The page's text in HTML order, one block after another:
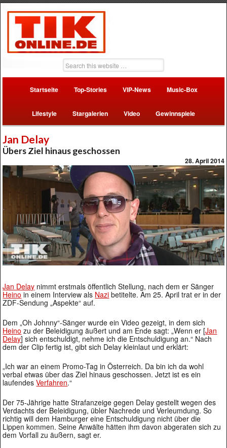
Startseite Top-Stories VIP-News Music-Box
Lifestyle Stargalerien Video Gewinnspiele
Jan Delay
Übers Ziel hinaus geschossen
28. April 2014
Jan Delay nimmt erstmals öffentlich Stellung, nach dem er Sänger
Heino in einem Interview als Nazi betitelte. Am 25. April trat er in der
ZDF-Sendung „Aspekte“ auf.
Dem „Oh Johnny“-Sänger wurde ein Video gezeigt, in dem sich
Heino zu der Beleidigung äußert und am Ende sagt: „Wenn er [Jan
Delay] sich entschuldigt, nehme ich die Entschuldigung an.“ Nach
dem der Clip fertig ist, gibt sich Delay kleinlaut und erklärt:
„Ich war an einem Promo-Tag in Österreich. Da bin ich da wohl
verbal etwas über das Ziel hinaus geschossen. Jetzt ist es ein
laufendesVerfahren.“
Der 75-Jährige hatte Strafanzeige gegen Delay gestellt wegen des
Verdachts der Beleidigung, übler Nachrede und Verleumdung. So
richtig will dem Hamburger eine Entschuldigung nicht über die
Lippen kommen. Seine Anwälte hätten ihm davon abgeraten sich zu
dem Vorfall zu äußern, sagt er.